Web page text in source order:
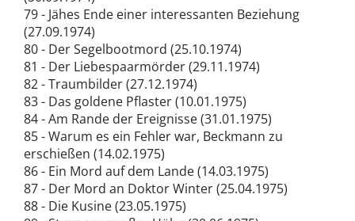
79 - Jähes Ende einer interessanten Beziehung
(27.09.1974)
80 - Der Segelbootmord (25.10.1974)
81 - Der Liebespaarmörder (29.11.1974)
82 - Traumbilder (27.12.1974)
83 - Das goldene Pflaster (10.01.1975)
84 - Am Rande der Ereignisse (31.01.1975)
85 - Warum es ein Fehler war, Beckmann zu
erschießen (14.02.1975)
86 - Ein Mord auf dem Lande (14.03.1975)
87 - Der Mord an Doktor Winter (25.04.1975)
88 - Die Kusine (23.05.1975)